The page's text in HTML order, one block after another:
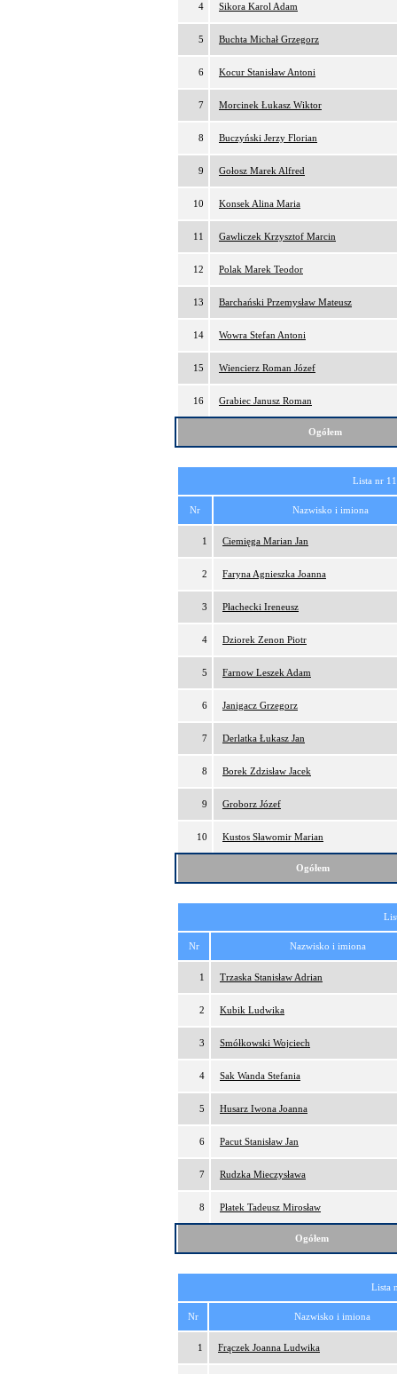
4 Sikora Karol Adam
5 Buchta Michał Grzegorz
6 Kocur Stanisław Antoni
7 Morcinek Łukasz Wiktor
8 Buczyński Jerzy Florian
9 Gołosz Marek Alfred
10 Konsek Alina Maria
11 Gawliczek Krzysztof Marcin
12 Polak Marek Teodor
13 Barchański Przemysław Mateusz
14 Wowra Stefan Antoni
15 Wiencierz Roman Józef
16 Grabiec Janusz Roman
Ogółem
Lista nr
Nr Nazwisko i imiona
1 Ciemięga Marian Jan
2 Faryna Agnieszka Joanna
3 Płachecki Ireneusz
4 Dziorek Zenon Piotr
5 Farnow Leszek Adam
6 Janigacz Grzegorz
7 Derlatka Łukasz Jan
8 Borek Zdzisław Jacek
9 Groborz Józef
10 Kustos Sławomir Marian
Ogółem
Nr Nazwisko i imiona
1 Trzaska Stanisław Adrian
2 Kubik Ludwika
3 Smółkowski Wojciech
4 Sak Wanda Stefania
5 Husarz Iwona Joanna
6 Pacut Stanisław Jan
7 Rudzka Mieczysława
8 Płatek Tadeusz Mirosław
Ogółem
Lista
Nr Nazwisko i imiona
1 Frączek Joanna Ludwika